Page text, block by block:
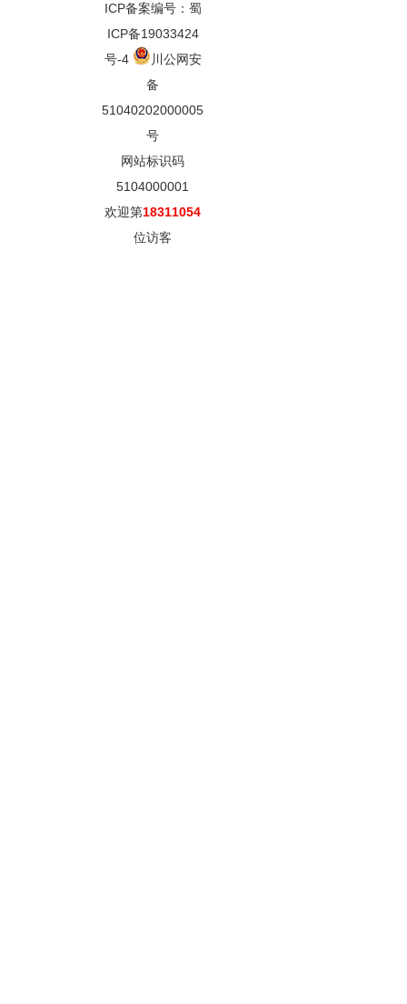
ICP备案编号：蜀
ICP备19033424
号-4
川公网安
备
51040202000005
号
网站标识码
5104000001
欢迎第18311054
位访客